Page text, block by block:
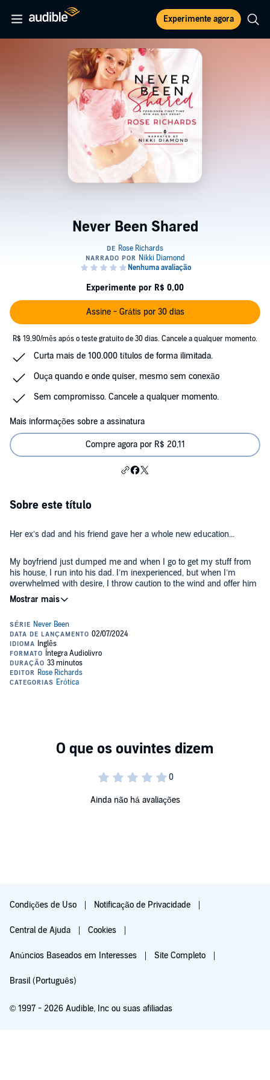
Experimente agora
Never Been Shared
Experimente por R$ 0,00
Assine - Grátis por 30 dias
R$ 19,90/mês após o teste gratuito de 30 dias. Cancele a qualquer momento.
Curta mais de 100.000 títulos de forma ilimitada.
Ouça quando e onde quiser, mesmo sem conexão
Sem compromisso. Cancele a qualquer momento.
Mais informações sobre a assinatura
Compre agora por R$ 20,11
Sobre este título
Her ex’s dad and his friend gave her a whole new education...
My boyfriend just dumped me and when I go to get my stuff from
his house, I run into his dad. I’m inexperienced, but when I’m
overwhelmed with desire, I throw caution to the wind and offer him
everything.
Only…I didn’t expect his friend to join us.
By the time the night is over, I discover the thrill of being with two
dominant men as they make me admit my forbidden feelings. If this
is a dream, I never want to wake up.
©2024 Rose Richards (P)2024 Rose Richards
Ainda não há avaliações
Condições de Uso Notificação de Privacidade
Central de Ajuda Cookies
Anúncios Baseados em Interesses Site Completo
Brasil (Português)
© 1997 - 2026 Audible, Inc ou suas afiliadas